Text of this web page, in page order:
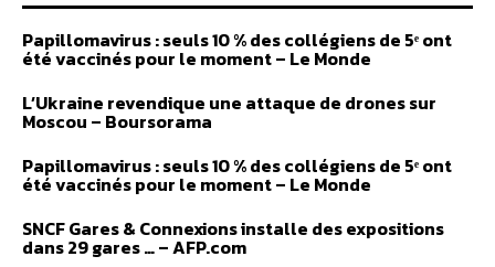
Papillomavirus : seuls 10 % des collégiens de 5ᵉ ont
été vaccinés pour le moment – Le Monde
L’Ukraine revendique une attaque de drones sur
Moscou – Boursorama
Papillomavirus : seuls 10 % des collégiens de 5ᵉ ont
été vaccinés pour le moment – Le Monde
SNCF Gares & Connexions installe des expositions
dans 29 gares … – AFP.com